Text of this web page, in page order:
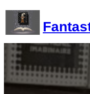
contenu